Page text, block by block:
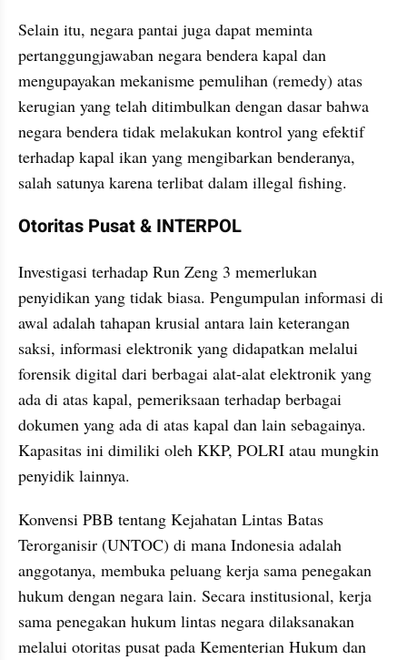
Selain itu, negara pantai juga dapat meminta
pertanggungjawaban negara bendera kapal dan
mengupayakan mekanisme pemulihan (remedy) atas
kerugian yang telah ditimbulkan dengan dasar bahwa
negara bendera tidak melakukan kontrol yang efektif
terhadap kapal ikan yang mengibarkan benderanya,
salah satunya karena terlibat dalam illegal fishing.
Otoritas Pusat & INTERPOL
Investigasi terhadap Run Zeng 3 memerlukan
penyidikan yang tidak biasa. Pengumpulan informasi di
awal adalah tahapan krusial antara lain keterangan
saksi, informasi elektronik yang didapatkan melalui
forensik digital dari berbagai alat-alat elektronik yang
ada di atas kapal, pemeriksaan terhadap berbagai
dokumen yang ada di atas kapal dan lain sebagainya.
Kapasitas ini dimiliki oleh KKP, POLRI atau mungkin
penyidik lainnya.
Konvensi PBB tentang Kejahatan Lintas Batas
Terorganisir (UNTOC) di mana Indonesia adalah
anggotanya, membuka peluang kerja sama penegakan
hukum dengan negara lain. Secara institusional, kerja
sama penegakan hukum lintas negara dilaksanakan
melalui otoritas pusat pada Kementerian Hukum dan